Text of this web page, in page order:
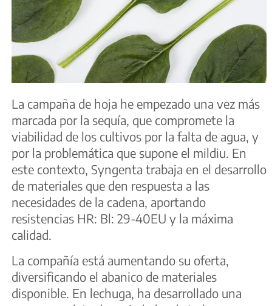
La campaña de hoja he empezado una vez más
marcada por la sequía, que compromete la
viabilidad de los cultivos por la falta de agua, y
por la problemática que supone el mildiu. En
este contexto, Syngenta trabaja en el desarrollo
de materiales que den respuesta a las
necesidades de la cadena, aportando
resistencias HR: Bl: 29-40EU y la máxima
calidad.
La compañía está aumentando su oferta,
diversificando el abanico de materiales
disponible. En lechuga, ha desarrollado una